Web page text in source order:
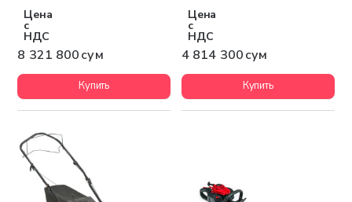
Цена
с
НДС
8 321 800 сум
Купить
Цена
с
НДС
4 814 300 сум
Купить